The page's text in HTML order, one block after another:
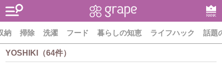
RANK
納 掃除 洗濯 フード 暮らしの知恵 ライフハック 話題
YOSHIKI（64件）